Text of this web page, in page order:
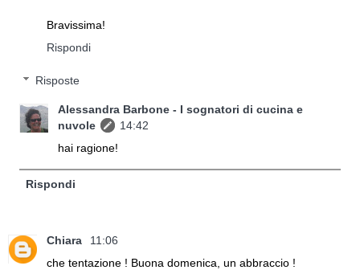
Bravissima!
Rispondi
Risposte
Alessandra Barbone - I sognatori di cucina e
nuvole
14:42
hai ragione!
Rispondi
Chiara
11:06
che tentazione ! Buona domenica, un abbraccio !